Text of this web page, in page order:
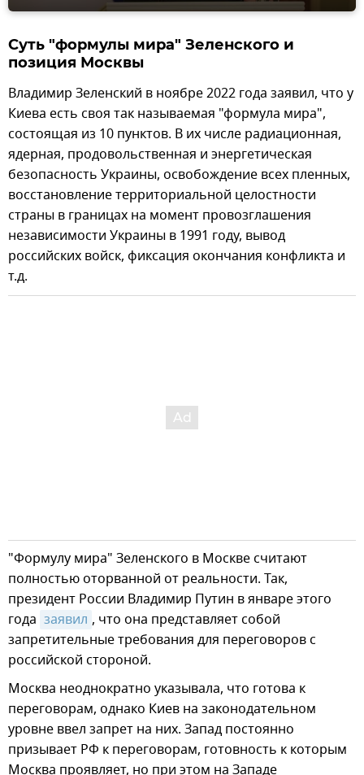
Суть "формулы мира" Зеленского и
позиция Москвы
Владимир Зеленский в ноябре 2022 года заявил, что у
Киева есть своя так называемая "формула мира",
состоящая из 10 пунктов. В их числе радиационная,
ядерная, продовольственная и энергетическая
безопасность Украины, освобождение всех пленных,
восстановление территориальной целостности
страны в границах на момент провозглашения
независимости Украины в 1991 году, вывод
российских войск, фиксация окончания конфликта и
т.д.
"Формулу мира" Зеленского в Москве считают
полностью оторванной от реальности. Так,
президент России Владимир Путин в январе этого
года заявил , что она представляет собой
запретительные требования для переговоров с
российской стороной.
Москва неоднократно указывала, что готова к
переговорам, однако Киев на законодательном
уровне ввел запрет на них. Запад постоянно
призывает РФ к переговорам, готовность к которым
Москва проявляет, но при этом на Западе